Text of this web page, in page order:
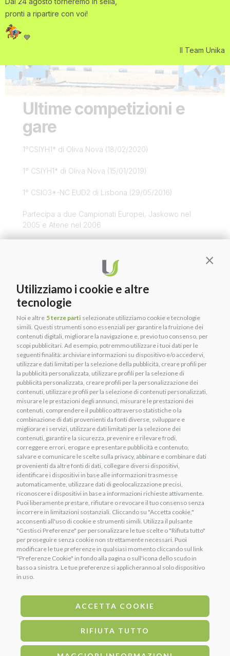
Utilizziamo i cookie e altre
tecnologie
Noi e altre 5 terze parti selezionate utilizziamo cookie e tecnologie
simili. Questi strumenti sono essenziali per garantire la fruizione dei
contenuti digitali, migliorare la navigazione e, previo tuo consenso, per
scopi pubblicitari. Ad esempio, potremmo utilizzare i tuoi dati per le
seguenti finalità: archiviare informazioni su dispositivo e/o accedervi,
utilizzare dati limitati per la selezione della pubblicità, creare profili per
la pubblicità personalizzata, utilizzare profili per la selezione di
pubblicità personalizzata, creare profili per la personalizzazione dei
contenuti, utilizzare profili per la selezione di contenuti personalizzati,
misurare le prestazioni degli annunci, misurare le prestazioni dei
contenuti, comprendere il pubblico attraverso statistiche o la
combinazione di dati provenienti da fonti diverse, sviluppare e
migliorare i servizi, utilizzare dati limitati per la selezione dei
contenuti, garantire la sicurezza, prevenire e rilevare frodi,
correggere errori, erogare e presentare pubblicità e contenuto,
salvare e comunicare le scelte sulla privacy, abbinare e combinare dati
provenienti da altre fonti di dati, collegare diversi dispositivi,
identificare i dispositivi in base alle informazioni trasmesse
automaticamente, utilizzare dati di geolocalizzazione precisi,
riconoscere i dispositivi in base a informazioni richieste attivamente.
Puoi liberamente prestare, rifiutare o revocare il tuo consenso senza
incorrere in limitazioni sostanziali. Cliccando su "Accetta cookie,"
acconsenti all'uso di cookie e strumenti simili. Utilizza il pulsante
"Gestisci Preferenze" per personalizzare le tue scelte o "Rifiuta tutto"
per proseguire senza cookie non strettamente necessari. Puoi
modificare le tue preferenze in qualsiasi momento cliccando sul link
"Preferenze Cookie" in fondo alla pagina o sull'icona dello scudo in
basso a sinistra. Le tue preferenze si applicheranno al solo dispositivo
in uso.
ACCETTA COOKIE
RIFIUTA TUTTO
Ultime competizioni e
gare
1°CSIYH1* di Oliva Nova (18/02/2020)
1° CSIYH1* di Oliva Nova (15/01/2019)
1° CSIO3*-NC EUD2 di Lisbona (29/05/2016)
Partecipa a due Campionati Europei, Jaskowo nel
2005 e Atene nel 2006
Unika ha scelto Linda perché insieme a Francesco ha deciso di
impegnarsi nell’allevamento e nell’avviamento sportivo dei
giovani cavalli. Unika sa quanto sia emozionante ma a volte
anche complicato questo lavoro e vuole supportare questi
giovani allevatori.
Categorie: Ambassador
Tag: endorser,linda bratomi,ostacoli,unika sport
PRECEDENTE
LUCA MARIA MONETA
SUCCESSIVO
BRUNO MOLLO
PRECEDENTE
LUCA MARIA MONETA
SUCCESSIVO
BRUNO MOLLO
Alimenti e vitamine
Prodotti per il cuoio
Igiene e cura del cavallo
INFORMAZIONI UTILI
Shop
Chi siamo
Contatti
Termini e condizioni
Costi di Spedizione
Regolamento Punti Uniko
Bonifico Bancario
PayPal
SEGUICI SU
pronti a ripartire con voi!
💙
Il Team Unika